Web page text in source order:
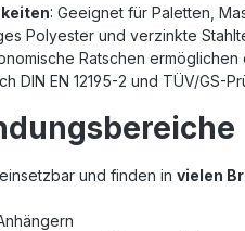
: Geeignet für Paletten,
Polyester und verzinkte
Ratschen
DIN EN 12195-2 und TÜV/
und finden in vielen